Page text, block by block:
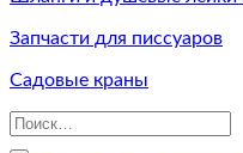
Запчасти для писсуаров
Садовые краны
Искать: